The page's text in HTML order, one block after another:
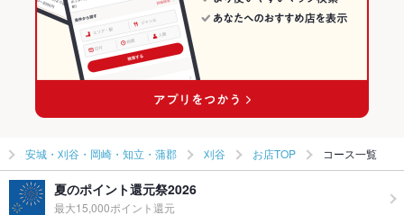
安城・刈谷・岡崎・知立・蒲郡 刈谷 お店TOP コース一覧
夏のポイント還元祭2026
最大15,000ポイント還元